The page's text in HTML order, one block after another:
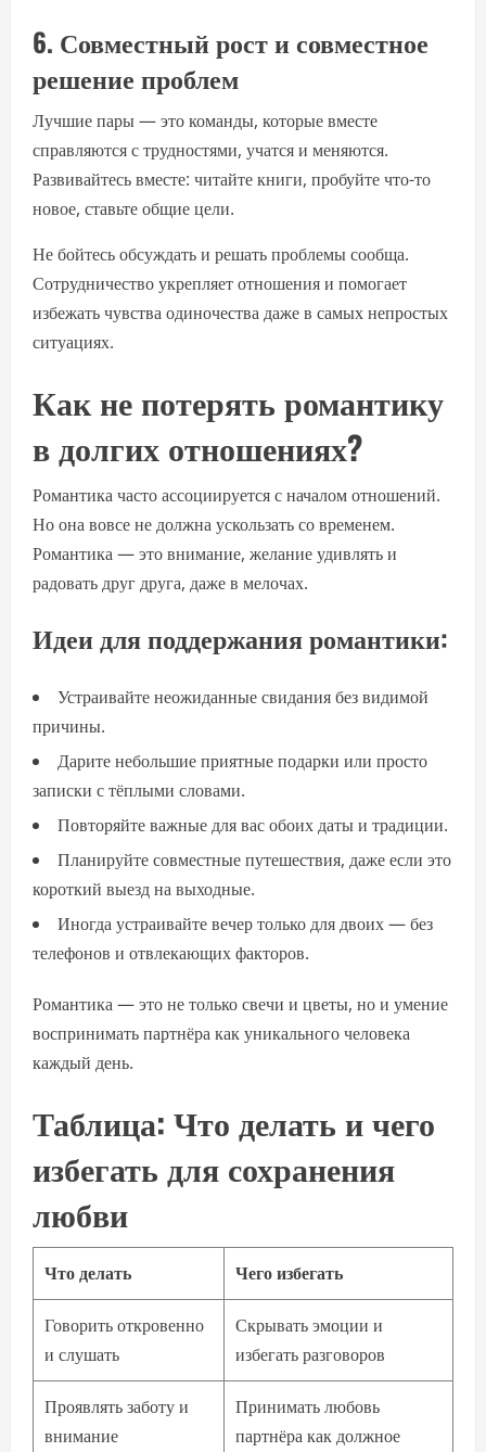
6. Совместный рост и совместное
решение проблем
Лучшие пары — это команды, которые вместе
справляются с трудностями, учатся и меняются.
Развивайтесь вместе: читайте книги, пробуйте что-то
новое, ставьте общие цели.
Не бойтесь обсуждать и решать проблемы сообща.
Сотрудничество укрепляет отношения и помогает
избежать чувства одиночества даже в самых непростых
ситуациях.
Как не потерять романтику
в долгих отношениях?
Романтика часто ассоциируется с началом отношений.
Но она вовсе не должна ускользать со временем.
Романтика — это внимание, желание удивлять и
радовать друг друга, даже в мелочах.
Идеи для поддержания романтики:
Устраивайте неожиданные свидания без видимой
причины.
Дарите небольшие приятные подарки или просто
записки с тёплыми словами.
Повторяйте важные для вас обоих даты и традиции.
Планируйте совместные путешествия, даже если это
короткий выезд на выходные.
Иногда устраивайте вечер только для двоих — без
телефонов и отвлекающих факторов.
Романтика — это не только свечи и цветы, но и умение
воспринимать партнёра как уникального человека
каждый день.
Таблица: Что делать и чего
избегать для сохранения
любви
Что делать Чего избегать
Говорить откровенно
и слушать
Скрывать эмоции и
избегать разговоров
Проявлять заботу и
внимание
Принимать любовь
партнёра как должное